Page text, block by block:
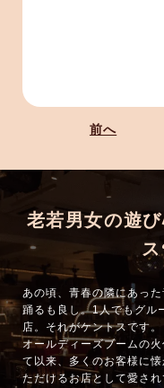
前へ
老若男女の遊
あの頃、青春の隣にあっ
踊るも良し。1人でもグル
店。それがケントスです。
オールディーズブームの
て以来、多くのお客様に
ただけるお店として愛さ